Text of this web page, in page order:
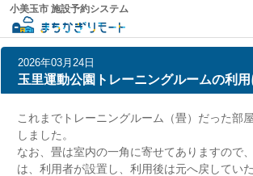
小美玉市 施設予約システム
2026年03月24日
玉里運動公園トレーニングルームの利
これまでトレーニングルーム（畳）だった部
しました。
なお、畳は室内の一角に寄せてありますので
は、利用者が設置し、利用後は元へ戻してい